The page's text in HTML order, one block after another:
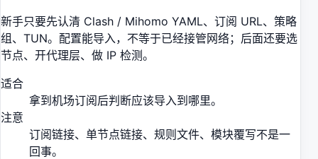
新手只要先认清 Clash / Mihomo YAML、订阅 URL、策略
组、TUN。配置能导入，不等于已经接管网络；后面还要选
节点、开代理层、做 IP 检测。
适合
拿到机场订阅后判断应该导入到哪里。
注意
订阅链接、单节点链接、规则文件、模块覆写不是一
回事。